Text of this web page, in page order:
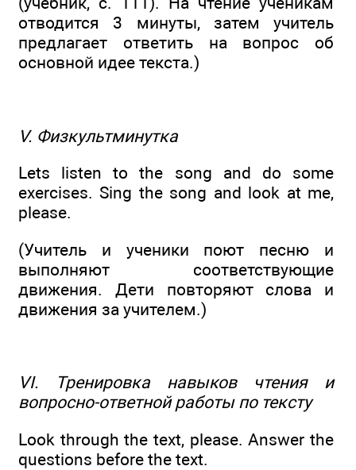
отводится 3 минуты, затем учитель
предлагает ответить на вопрос об
основной идее текста.)
V. Физкультминутка
Lets listen to the song and do some
exercises. Sing the song and look at me,
please.
(Учитель и ученики поют песню и
выполняют соответствующие
движения. Дети повторяют слова и
движения за учителем.)
VI. Тренировка навыков чтения и
вопросно-ответной работы по тексту
Look through the text, please. Answer the
questions before the text.